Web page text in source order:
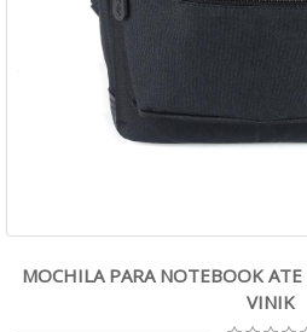
MOCHILA PARA NOTEBOOK
VINIK